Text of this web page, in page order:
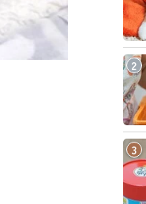
2
3